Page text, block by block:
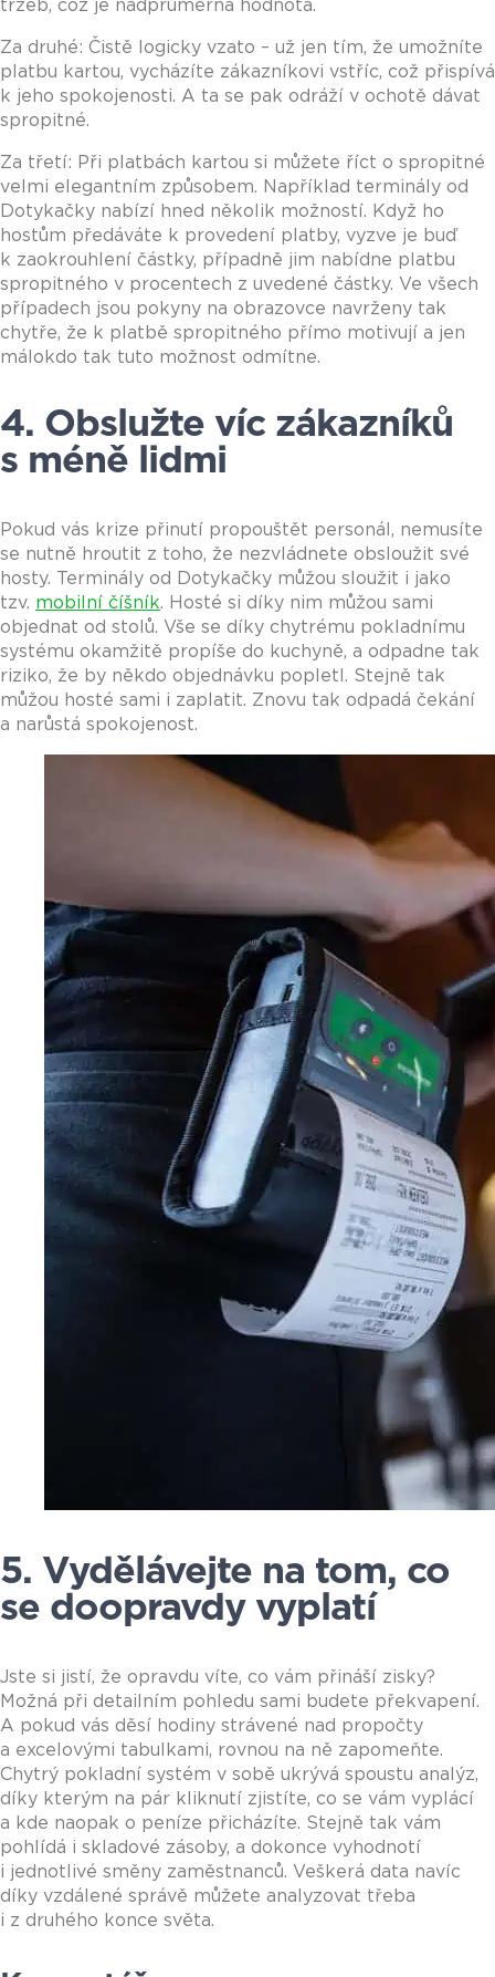
tržeb, což je nadprůměrná hodnota.
Za druhé: Čistě logicky vzato – už jen tím, že umožníte
platbu kartou, vycházíte zákazníkovi vstříc, což přispívá
k jeho spokojenosti. A ta se pak odráží v ochotě dávat
spropitné.
Za třetí: Při platbách kartou si můžete říct o spropitné
velmi elegantním způsobem. Například terminály od
Dotykačky nabízí hned několik možností. Když ho
hostům předáváte k provedení platby, vyzve je buď
k zaokrouhlení částky, případně jim nabídne platbu
spropitného v procentech z uvedené částky. Ve všech
případech jsou pokyny na obrazovce navrženy tak
chytře, že k platbě spropitného přímo motivují a jen
málokdo tak tuto možnost odmítne.
4. Obslužte víc zákazníků
s méně lidmi
Pokud vás krize přinutí propouštět personál, nemusíte
se nutně hroutit z toho, že nezvládnete obsloužit své
hosty. Terminály od Dotykačky můžou sloužit i jako
tzv. mobilní číšník. Hosté si díky nim můžou sami
objednat od stolů. Vše se díky chytrému pokladnímu
systému okamžitě propíše do kuchyně, a odpadne tak
riziko, že by někdo objednávku popletl. Stejně tak
můžou hosté sami i zaplatit. Znovu tak odpadá čekání
a narůstá spokojenost.
5. Vydělávejte na tom, co
se doopravdy vyplatí
Jste si jistí, že opravdu víte, co vám přináší zisky?
Možná při detailním pohledu sami budete překvapení.
A pokud vás děsí hodiny strávené nad propočty
a excelovými tabulkami, rovnou na ně zapomeňte.
Chytrý pokladní systém v sobě ukrývá spoustu analýz,
díky kterým na pár kliknutí zjistíte, co se vám vyplácí
a kde naopak o peníze přicházíte. Stejně tak vám
pohlídá i skladové zásoby, a dokonce vyhodnotí
i jednotlivé směny zaměstnanců. Veškerá data navíc
díky vzdálené správě můžete analyzovat třeba
i z druhého konce světa.